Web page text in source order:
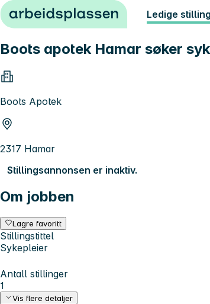
Hopp til innhold Ledige
Boots apotek Hamar søker
Boots Apotek
2317 Hamar
Stillingsannonsen er inaktiv.
Om jobben
Lagre favoritt
Stillingstittel
Sykepleier
Antall stillinger
1
Vis flere detaljer